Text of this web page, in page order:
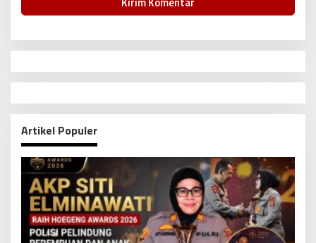
Artikel Populer